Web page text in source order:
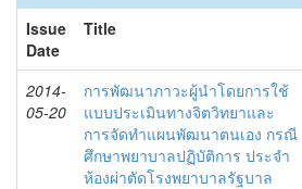
Issue
Date
Title
2014-
05-20
การพัฒนาภาวะผู้นำโดยการใช้
แบบประเมินทางจิตวิทยาและ
การจัดทำแผนพัฒนาตนเอง กรณี
ศึกษาพยาบาลปฏิบัติการ ประจำ
ห้องผ่าตัดโรงพยาบาลรัฐบาล